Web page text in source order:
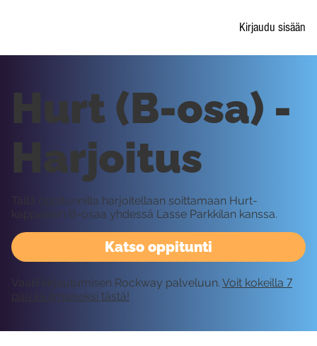
Kirjaudu sisään
Katso oppitunti
Hurt (B-osa) -
Harjoitus
Tällä oppitunnilla harjoitellaan soittamaan Hurt-
kappaleen B-osaa yhdessä Lasse Parkkilan kanssa.
Vaatii kirjautumisen Rockway palveluun. Voit kokeilla 7
päivää ilmaiseksi tästä!